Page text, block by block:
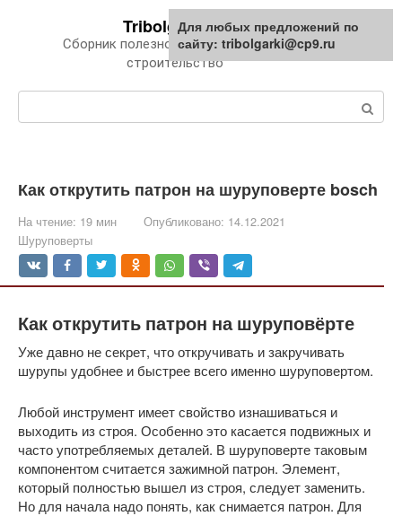
Tribolgarki.ru
Сборник полезной информации про
строительство
Как открутить патрон на шуруповерте bosch
На чтение: 19 мин Опубликовано: 14.12.2021
Шуруповерты
Как открутить патрон на шуруповёрте
Уже давно не секрет, что откручивать и закручивать
шурупы удобнее и быстрее всего именно шуруповертом.
Любой инструмент имеет свойство изнашиваться и
выходить из строя. Особенно это касается подвижных и
часто употребляемых деталей. В шуруповерте таковым
компонентом считается зажимной патрон. Элемент,
который полностью вышел из строя, следует заменить.
Но для начала надо понять, как снимается патрон. Для
Для любых предложений по
сайту: tribolgarki@cp9.ru